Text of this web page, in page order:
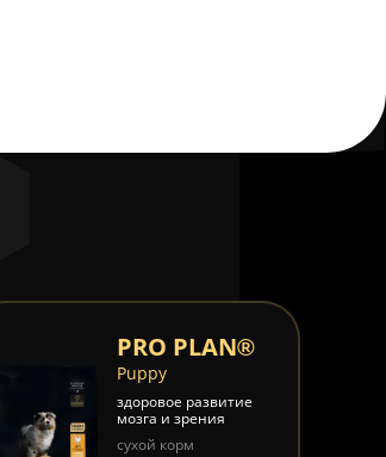
PRO PLAN®
Puppy
здоровое развитие
мозга и зрения
сухой корм